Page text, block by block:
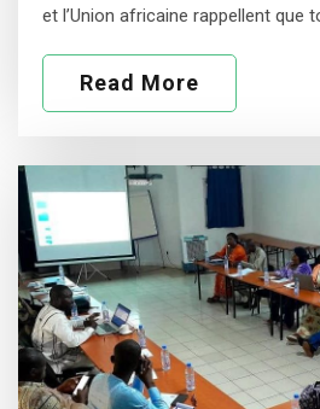
et l’Union africaine rappellent que
Read More